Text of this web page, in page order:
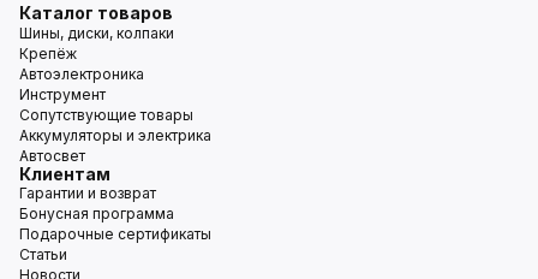
Каталог товаров
Шины, диски, колпаки
Крепёж
Автоэлектроника
Инструмент
Сопутствующие товары
Аккумуляторы и электрика
Автосвет
Клиентам
Гарантии и возврат
Бонусная программа
Подарочные сертификаты
Статьи
Новости